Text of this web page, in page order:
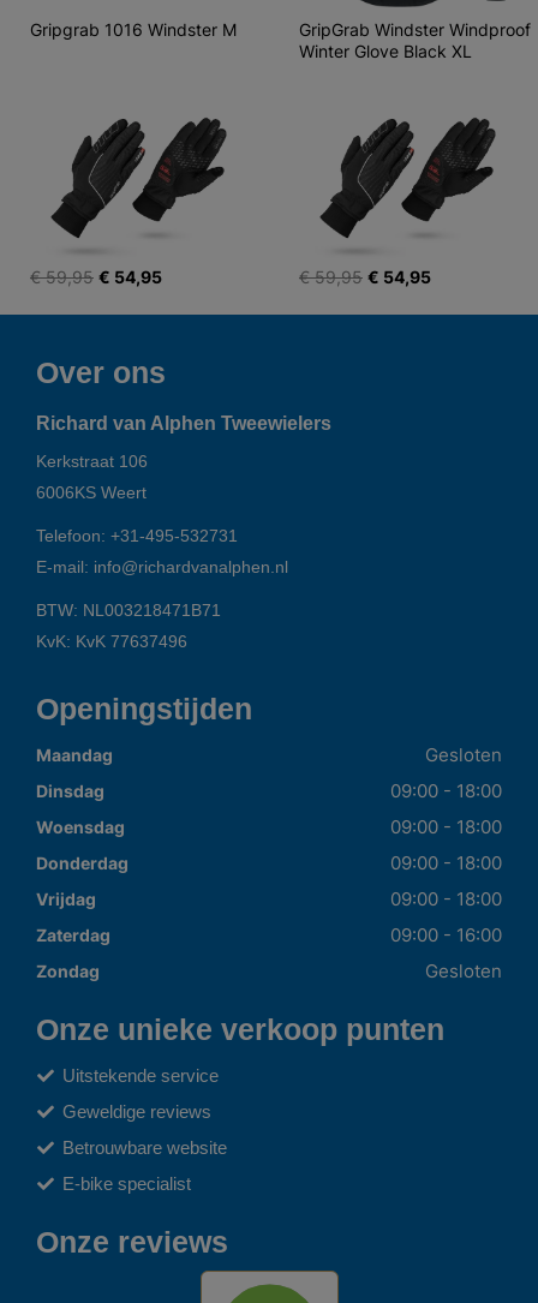
Gripgrab 1016 Windster M
€ 59,95 € 54,95
GripGrab Windster Windproof
Winter Glove Black XL
€ 59,95 € 54,95
Over ons
Richard van Alphen Tweewielers
Kerkstraat 106
6006KS Weert
Telefoon: +31-495-532731
E-mail: info@richardvanalphen.nl
BTW: NL003218471B71
KvK: KvK 77637496
Openingstijden
Maandag Gesloten
Dinsdag 09:00 - 18:00
Woensdag 09:00 - 18:00
Donderdag 09:00 - 18:00
Vrijdag 09:00 - 18:00
Zaterdag 09:00 - 16:00
Zondag Gesloten
Onze unieke verkoop punten
Uitstekende service
Geweldige reviews
Betrouwbare website
E-bike specialist
Onze reviews